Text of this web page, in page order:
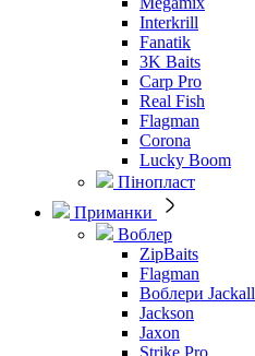
Interkrill
Fanatik
3K Baits
Carp Pro
Real Fish
Flagman
Corona
Lucky Boom
Пінопласт
Приманки
Воблер
ZipBaits
Flagman
Воблери Jackall
Jackson
Jaxon
Strike Pro